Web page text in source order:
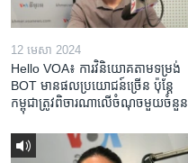
12 មេសា 2024
Hello VOA៖ ការ​វិនិយោគ​តាម​ទម្រង់ ​
BOT​ មាន​ផល​ប្រយោជន៍​ច្រើន ប៉ុន្តែ​
កម្ពុជា​ត្រូវ​ពិចារណា​លើ​ចំណុច​មួយ​ចំនួន